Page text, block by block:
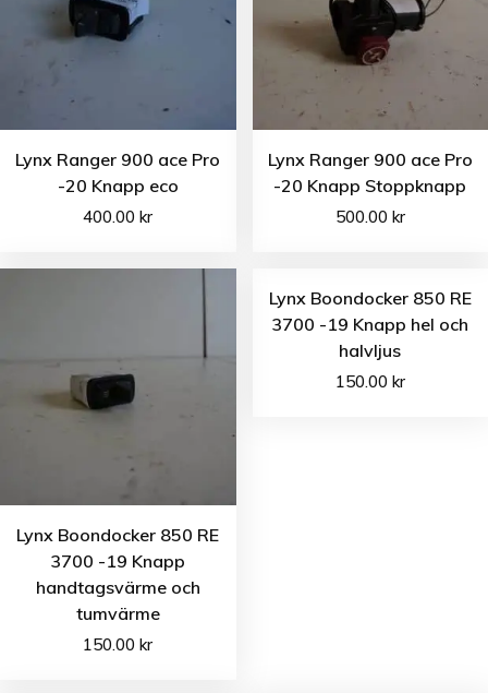
Lynx Ranger 900 ace Pro
-20 Knapp eco
400.00kr
Lynx Ranger 900 ace Pro
-20 Knapp Stoppknapp
500.00 kr
Lynx Boondocker 850 RE
3700 -19 Knapp
handtagsvärme och
tumvärme
150.00kr
Lynx Boondocker 850 RE
3700 -19 Knapp hel och
halvljus
150.00 kr